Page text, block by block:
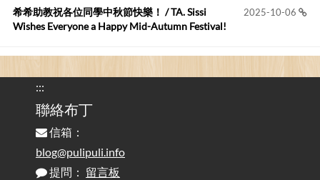
您好,首先肯定感謝您造福許多莘莘學子。有...
2025-10-06
希希助教祝各位同學中秋節快樂！ / TA. Sissi
Wishes Everyone a Happy Mid-Autumn Festival!
的問題 / Are You Tired of Looking at the Computer? Pay More
Attention to Glare Than the Screen
為何桌前打字總是腰痠背痛？桌子高度和螢幕高度
對人體工學的影響 / The Effect of Desk and Monitor Height on
Ergonomics: Why Does Typing at a Desk Often Lead to Back Pain?
:::
聯絡布丁
信箱：
blog@pulipuli.info
提問： 留言板